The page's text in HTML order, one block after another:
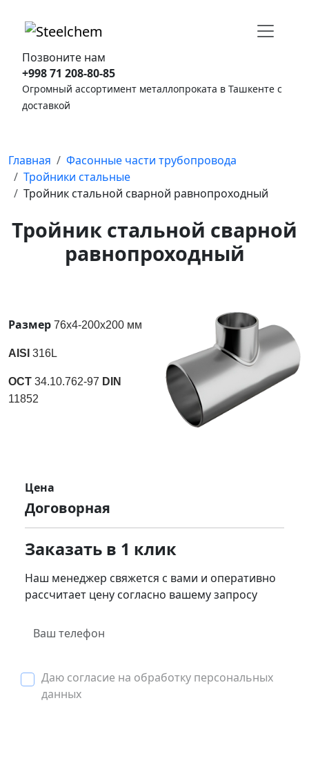
Позвоните нам
+998 71 208-80-85
Огромный ассортимент металлопроката в Ташкенте с
доставкой
Главная
Фасонные части трубопровода
Тройники стальные
Тройник стальной сварной равнопроходный
Тройник стальной сварной
равнопроходный
Размер 76x4-200x200 мм
AISI 316L
ОСТ 34.10.762-97 DIN
11852
Цена
Договорная
Заказать в 1 клик
Наш менеджер свяжется с вами и оперативно
рассчитает цену согласно вашему запросу
Даю согласие на обработку персональных
данных